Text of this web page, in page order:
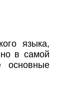
языка,
в самой
основные